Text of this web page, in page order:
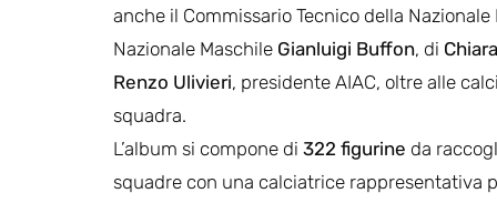
anche il Commissario Tecnico della
Nazionale Maschile Gianluigi Buffon, di
Renzo Ulivieri, presidente AIAC, oltre alle
squadra.
L’album si compone di 322 figurine da
squadre con una calciatrice rappresentativa